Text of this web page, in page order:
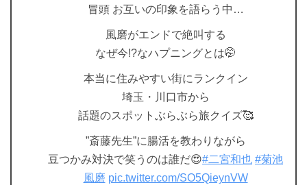
冒頭 お互いの印象を語らう中…
風磨がエンドで絶叫する
なぜ今!?なハプニングとは🤭
本当に住みやすい街にランクイン
埼玉・川口市から
話題のスポットぶらぶら旅クイズ🥰
”斎藤先生”に腸活を教わりながら
豆つかみ対決で笑うのは誰だ😍#二宮和也 #菊池
風磨 pic.twitter.com/SO5QieynVW